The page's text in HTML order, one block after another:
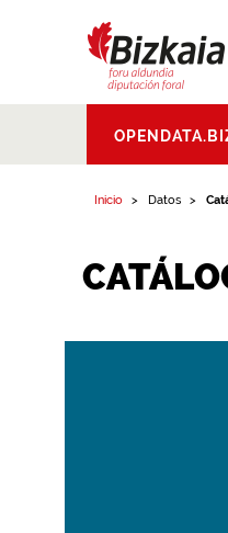
Aldundia.
Foral de Bizkaia
Inicio Datos